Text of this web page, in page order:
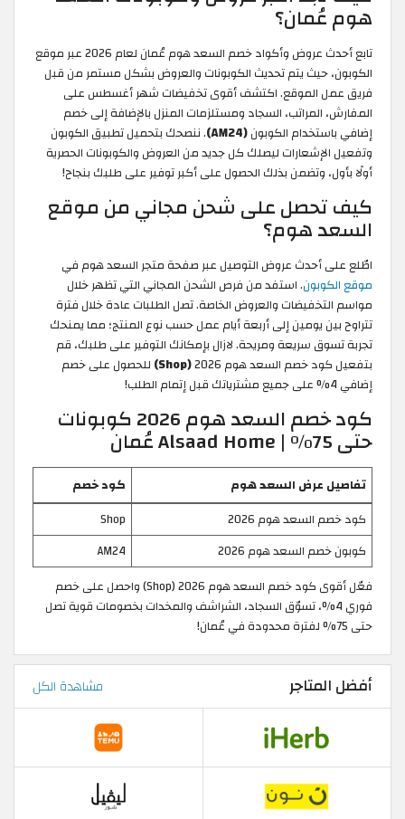
هوم عُمان؟
تابع أحدث عروض وأكواد خصم السعد هوم عُمان لعام 2026 عبر موقع
الكوبون، حيث يتم تحديث الكوبونات والعروض بشكل مستمر من قبل
فريق عمل الموقع. اكتشف أقوى تخفيضات شهر أغسطس على
المفارش، المراتب، السجاد ومستلزمات المنزل بالإضافة إلى خصم
إضافي باستخدام الكوبون(AM24)
. ننصحك بتحميل تطبيق الكوبون
وتفعيل الإشعارات ليصلك كل جديد من العروض والكوبونات الحصرية
أولًا بأول، وتضمن بذلك الحصول على أكبر توفير على طلبك بنجاح!
كيف تحصل على شحن مجاني من موقع
السعد هوم؟
اطّلع على أحدث عروض التوصيل عبر صفحة متجر السعد هوم في
موقع الكوبون. استفد من فرص الشحن المجاني التي تظهر خلال
مواسم التخفيضات والعروض الخاصة. تصل الطلبات عادة خلال فترة
تتراوح بين يومين إلى أربعة أيام عمل حسب نوع المنتج؛ مما يمنحك
تجربة تسوق سريعة ومريحة. لازال بإمكانك التوفير على طلبك، قم
بتفعيل كود خصم السعد هوم 2026
(Shop)
للحصول على خصم
إضافي 4% على جميع مشترياتك قبل إتمام الطلب!
كود خصم السعد هوم 2026 كوبونات
حتى 75% | Alsaad Home عُمان
تفاصيل عرض السعد هوم
كود خصم
كود خصم السعد هوم 2026
Shop
كوبون خصم السعد هوم 2026
AM24
فعّل أقوى كود خصم السعد هوم 2026 (Shop) واحصل على خصم
فوري 4%، تسوّق السجاد، الشراشف والمخدات بخصومات قوية تصل
حتى 75% لفترة محدودة في عُمان!
أفضل المتاجر مشاهدة الكل